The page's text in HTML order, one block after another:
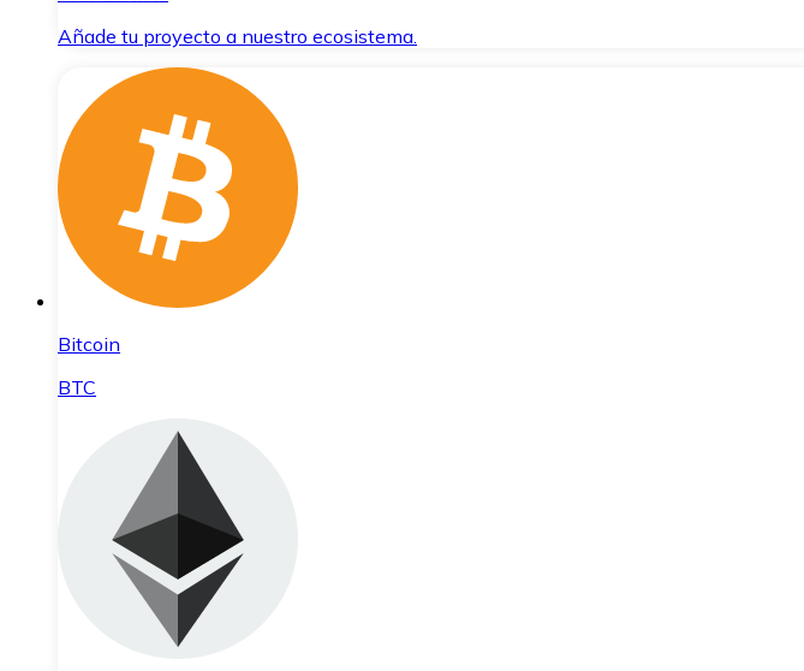
Añade tu proyecto a nuestro ecosistema.
Bitcoin
BTC